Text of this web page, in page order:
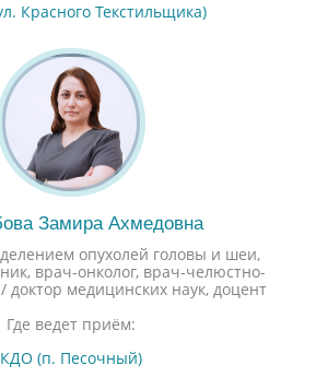
Красного Текстильщика)
Замира Ахмедовна
опухолей головы и шеи,
врач-онколог, врач-челюстно-
доктор медицинских наук, доцент
Где ведет приём:
КДО (п. Песочный)